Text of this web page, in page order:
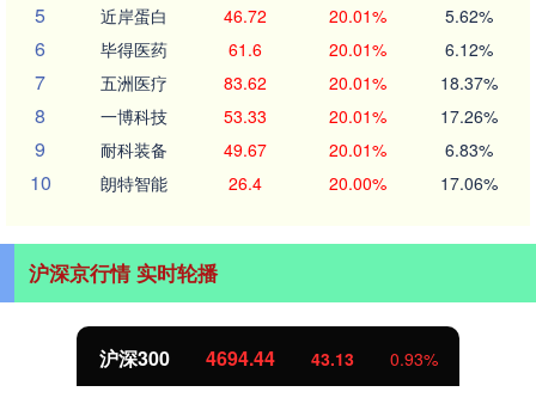
5 近岸蛋白 46.72 20.01% 5.62%
6 毕得医药 61.6 20.01% 6.12%
7 五洲医疗 83.62 20.01% 18.37%
8 一博科技 53.33 20.01% 17.26%
9 耐科装备 49.67 20.01% 6.83%
10 朗特智能 26.4 20.00% 17.06%
沪深京行情 实时轮播
沪深300 4694.44 43.13 0.93%